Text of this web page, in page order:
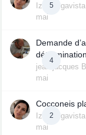
5
Izmi Gigavista
mai
4
Demande
détermination
jean-jacques B
mai
2
Cocconeis
Izmi Gigavista
mai